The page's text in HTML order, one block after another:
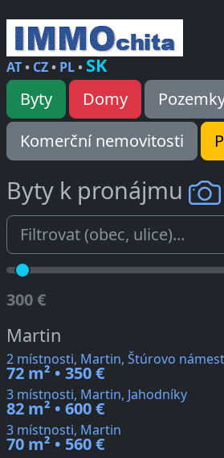
AT• CZ• PL• SK
Byty Domy
Komerční nemovitosti
Byty k pronájmu
300 €
Martin
2 místnosti, Martin, Štúrovo
72 m² • 350 €
3 místnosti, Martin, Jahodníky
82 m² • 600 €
3 místnosti, Martin
70 m² • 560 €